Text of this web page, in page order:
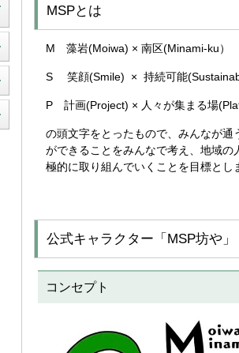
MSPとは
M 藻岩(Moiwa) × 南区(Minami-ku）
S 笑顔(Smile) × 持続可能
P 計画(Project) × 人々が集まる場
の頭文字をとったもので、みんなが
ができることをみんなで考え、地域
極的に取り組んでいくことを目標とし
公式キャラクター「MSP坊や」
コンセプト